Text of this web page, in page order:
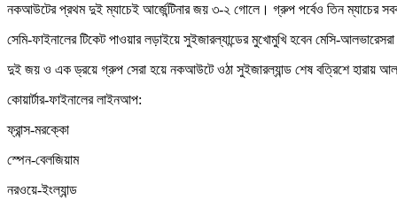
নকআউটের প্রথম দুই ম্যাচেই আর্জেন্টিনার জয় ৩-২ গোলে। গ্রুপ পর্বেও তিন ম্যাচের
সেমি-ফাইনালের টিকেট পাওয়ার লড়াইয়ে সুইজারল্যান্ডের মুখোমুখি হবেন মেসি-
দুই জয় ও এক ড্রয়ে গ্রুপ সেরা হয়ে নকআউটে ওঠা সুইজারল্যান্ড শেষ বত্রিশে হারায়
কোয়ার্টার-ফাইনালের লাইনআপ:
ফ্রান্স-মরক্কো
স্পেন-বেলজিয়াম
নরওয়ে-ইংল্যান্ড